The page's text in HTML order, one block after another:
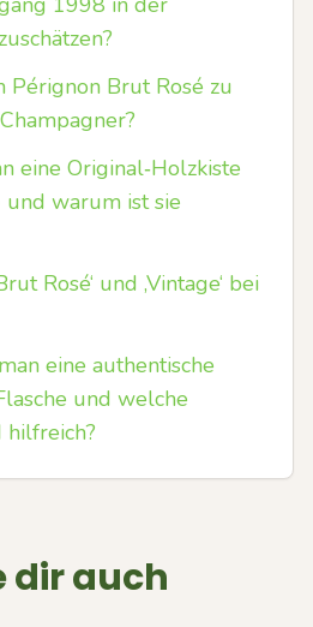
Pérignon Brut Rosé zu
eine Original‑Holzkiste
und warum ist sie
Rosé‘ und ‚Vintage‘ bei
eine authentische
und welche
dir auch